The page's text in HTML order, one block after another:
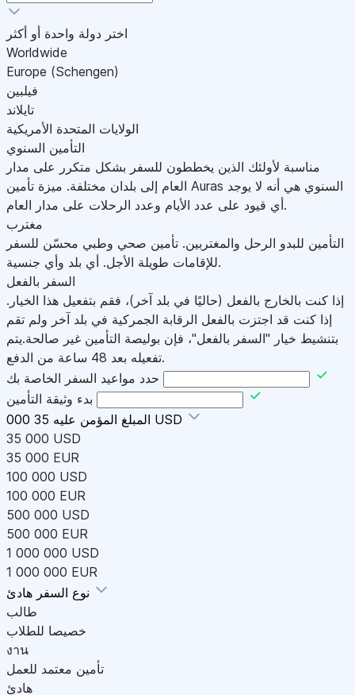
اختر دولة واحدة أو أكثر
Worldwide
Europe (Schengen)
فيلبين
تايلاند
الولايات المتحدة الأمريكية
التأمين السنوي
مناسبة لأولئك الذين يخططون للسفر بشكل متكرر على مدار
العام إلى بلدان مختلفة. ميزة تأمين Auras السنوي هي أنه لا يوجد
أي قيود على عدد الأيام وعدد الرحلات على مدار العام.
مغترب
التأمين للبدو الرحل والمغتربين. تأمين صحي وطبي محسّن للسفر
للإقامات طويلة الأجل. أي بلد وأي جنسية.
السفر بالفعل
إذا كنت بالخارج بالفعل (حاليًا في بلد آخر)، فقم بتفعيل هذا الخيار.
إذا كنت قد اجتزت بالفعل الرقابة الجمركية في بلد آخر ولم تقم
بتنشيط خيار "السفر بالفعل"، فإن بوليصة التأمين غير صالحة.يتم
تفعيله بعد 48 ساعة من الدفع.
حدد مواعيد السفر الخاصة بك
بدء وثيقة التأمين
المبلغ المؤمن عليه 35 000 USD
35 000 USD
35 000 EUR
100 000 USD
100 000 EUR
500 000 USD
500 000 EUR
1 000 000 USD
1 000 000 EUR
نوع السفر
طالب
خصيصا للطلاب
งาน
تأمين معتمد للعمل
هادئ